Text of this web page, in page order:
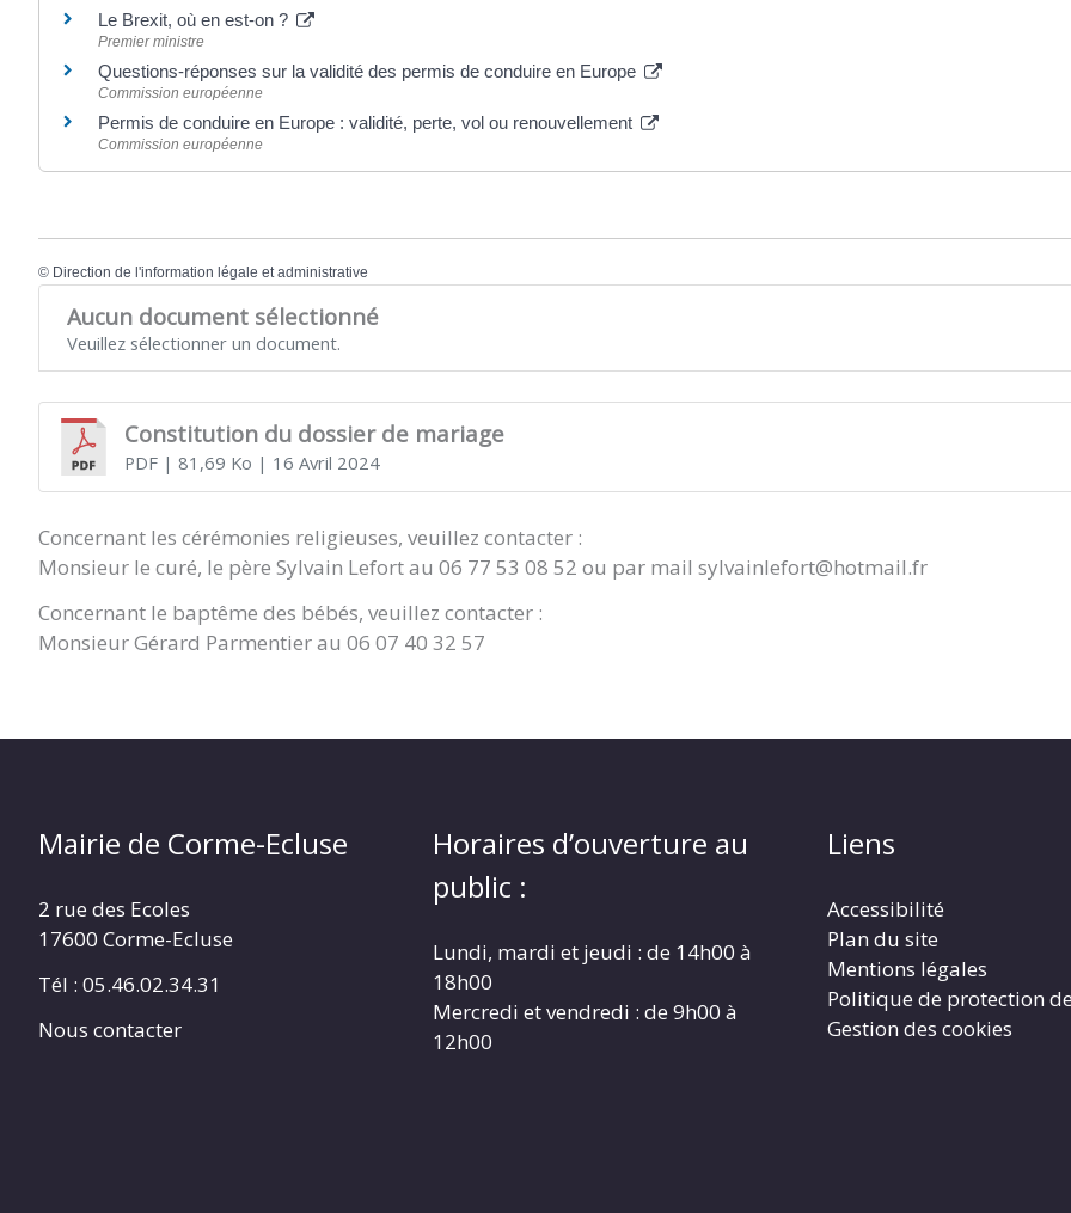
Le Brexit, où en est-on ?
Premier ministre
Questions-réponses sur la validité des permis de conduire en Europe
Commission européenne
Permis de conduire en Europe : validité, perte, vol ou renouvellement
Commission européenne
© Direction de l'information légale et administrative
Aucun document sélectionné
Veuillez sélectionner un document.
Constitution du dossier de mariage
PDF| 81,69 Ko | 16 Avril 2024
Concernant les cérémonies religieuses, veuillez contacter :
Monsieur le curé, le père Sylvain Lefort au 06 77 53 08 52 ou par mail sylvainlefort@hotmail.fr
Concernant le baptême des bébés, veuillez contacter :
Monsieur Gérard Parmentier au 06 07 40 32 57
Mairie de Corme-Ecluse
2 rue des Ecoles
17600 Corme-Ecluse
Tél : 05.46.02.34.31
Nous contacter
Horaires d’ouverture au
public :
Lundi, mardi et jeudi : de 14h00 à
18h00
Mercredi et vendredi : de 9h00 à
12h00
Liens
Accessibilité
Plan du site
Mentions légales
Politique de protection
Gestion des cookies